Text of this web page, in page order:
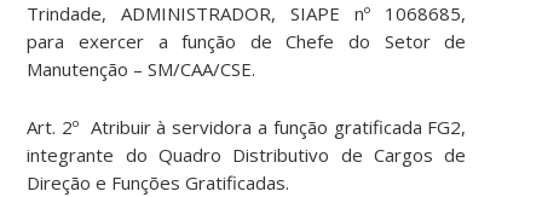
Trindade, ADMINISTRADOR, SIAPE nº 1068685,
para exercer a função de Chefe do Setor de
Manutenção – SM/CAA/CSE.
Art. 2º Atribuir à servidora a função gratificada FG2,
integrante do Quadro Distributivo de Cargos de
Direção e Funções Gratificadas.